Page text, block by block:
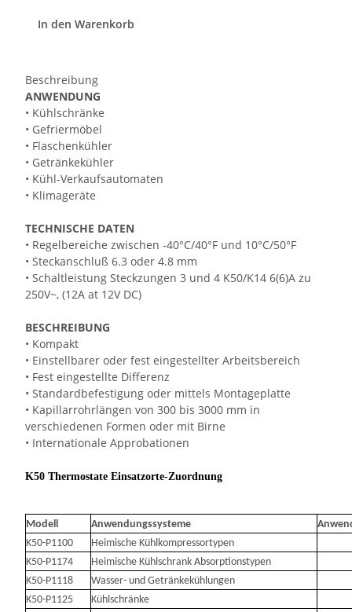
In den Warenkorb
Beschreibung
ANWENDUNG
• Kühlschränke
• Gefriermöbel
• Flaschenkühler
• Getränkekühler
• Kühl-Verkaufsautomaten
• Klimageräte
TECHNISCHE DATEN
• Regelbereiche zwischen -40°C/40°F und 10°C/50°F
• Steckanschluß 6.3 oder 4.8 mm
• Schaltleistung Steckzungen 3 und 4 K50/K14 6(6)A zu
250V~, (12A at 12V DC)
BESCHREIBUNG
• Kompakt
• Einstellbarer oder fest eingestellter Arbeitsbereich
• Fest eingestellte Differenz
• Standardbefestigung oder mittels Montageplatte
• Kapillarrohrlängen von 300 bis 3000 mm in
verschiedenen Formen oder mit Birne
• Internationale Approbationen
K50 Thermostate Einsatzorte-Zuordnung
Modell Anwendungssysteme
K50-P1100
Heimische Kühlkompressortypen
K50-P1174
Heimische Kühlschrank Absorptionstypen
K50-P1118
Wasser- und Getränkekühlungen
K50-P1125
Kühlschränke